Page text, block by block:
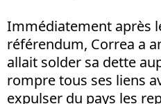
Immédiatement après
référendum, Correa a
allait solder sa dette
rompre tous ses liens
expulser du pays les